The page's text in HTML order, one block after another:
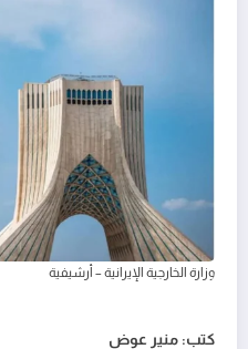
وزارة الخارجية الإيرانية – أرشيفية
كتب: منير عوض